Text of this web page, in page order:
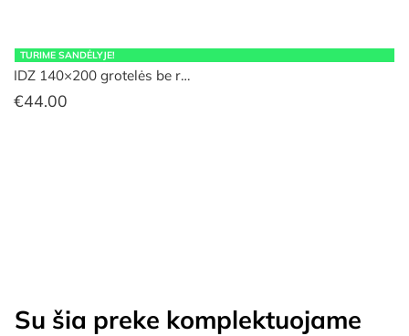
TURIME SANDĖLYJE!
IDZ 140×200 grotelės be r…
€44.00
Su šia preke komplektuojame